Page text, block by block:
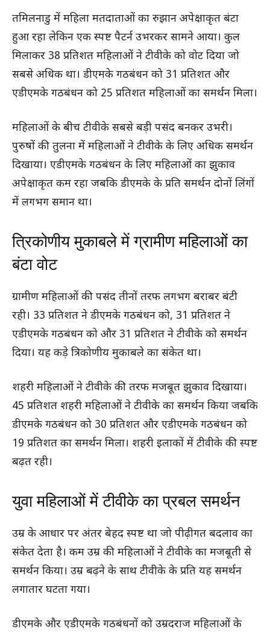
तमिलनाडु में महिला मतदाताओं का रुझान अपेक्षाकृत बंटा
हुआ रहा लेकिन एक स्पष्ट पैटर्न उभरकर सामने आया। कुल
मिलाकर 38 प्रतिशत महिलाओं ने टीवीके को वोट दिया जो
सबसे अधिक था। डीएमके गठबंधन को 31 प्रतिशत और
एडीएमके गठबंधन को 25 प्रतिशत महिलाओं का समर्थन मिला।
महिलाओं के बीच टीवीके सबसे बड़ी पसंद बनकर उभरी।
पुरुषों की तुलना में महिलाओं ने टीवीके के लिए अधिक समर्थन
दिखाया। एडीएमके गठबंधन के लिए महिलाओं का झुकाव
अपेक्षाकृत कम रहा जबकि डीएमके के प्रति समर्थन दोनों लिंगों
में लगभग समान था।
त्रिकोणीय मुकाबले में ग्रामीण महिलाओं का
बंटा वोट
ग्रामीण महिलाओं की पसंद तीनों तरफ लगभग बराबर बंटी
रही। 33 प्रतिशत ने डीएमके गठबंधन को, 31 प्रतिशत ने
एडीएमके गठबंधन को और 31 प्रतिशत ने टीवीके को समर्थन
दिया। यह कड़े त्रिकोणीय मुकाबले का संकेत था।
शहरी महिलाओं ने टीवीके की तरफ मजबूत झुकाव दिखाया।
45 प्रतिशत शहरी महिलाओं ने टीवीके का समर्थन किया जबकि
डीएमके गठबंधन को 30 प्रतिशत और एडीएमके गठबंधन को
19 प्रतिशत का समर्थन मिला। शहरी इलाकों में टीवीके की स्पष्ट
बढ़त रही।
युवा महिलाओं में टीवीके का प्रबल समर्थन
उम्र के आधार पर अंतर बेहद स्पष्ट था जो पीढ़ीगत बदलाव का
संकेत देता है। कम उम्र की महिलाओं ने टीवीके का मजबूती से
समर्थन किया। उम्र बढ़ने के साथ टीवीके के प्रति यह समर्थन
लगातार घटता गया।
डीएमके और एडीएमके गठबंधनों को उम्रदराज महिलाओं के